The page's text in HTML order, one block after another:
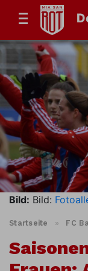
Bild: Bild:
Startseite » FC